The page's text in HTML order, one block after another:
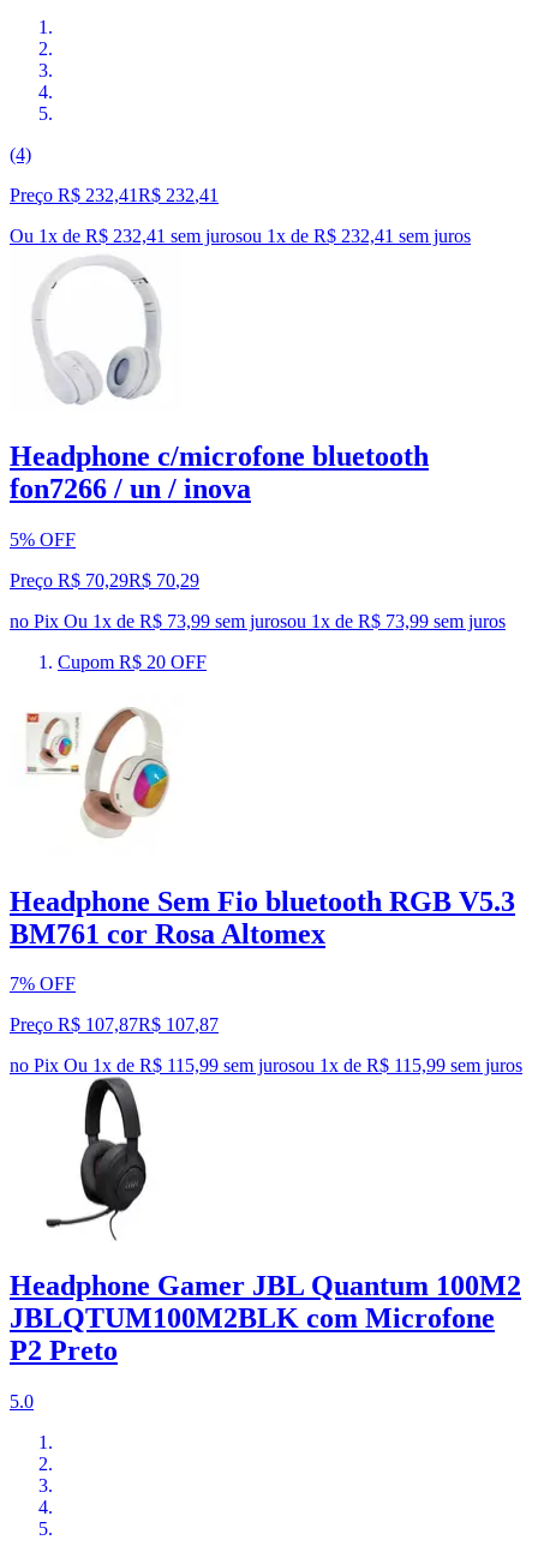
(4)
Preço R$ 232,41R$ 232,41
Ou 1x de R$ 232,41 sem jurosou 1x de R$ 232,41 sem juros
Headphone c/microfone bluetooth
fon7266 / un / inova
5% OFF
Preço R$ 70,29R$ 70,29
no Pix Ou 1x de R$ 73,99 sem jurosou 1x de R$ 73,99 sem juros
Cupom R$ 20 OFF
Headphone Sem Fio bluetooth RGB V5.3
BM761 cor Rosa Altomex
7% OFF
Preço R$ 107,87R$ 107,87
no Pix Ou 1x de R$ 115,99 sem jurosou 1x de R$ 115,99 sem juros
Headphone Gamer JBL Quantum 100M2
JBLQTUM100M2BLK com Microfone
P2 Preto
5.0